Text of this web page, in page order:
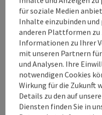
Laufstrecken, die
sind und sich beliebig
lassen. So kommen
vollen Genuss. Ihrem
steht auch nichts mehr
Beschreibung
für soziale Medien
Inhalte einzubinden
anderen Plattformen zu
Informationen zu Ihrer
mit unseren Partnern
und Analysen. Ihre
notwendigen Cookies
Wirkung für die Zukunft
Details zu den auf
Diensten finden Sie in